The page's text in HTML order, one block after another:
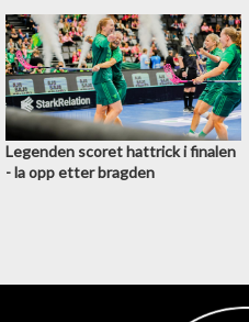
Legenden scoret hattrick i finalen
- la opp etter bragden